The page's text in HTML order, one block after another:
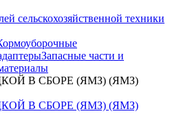
сельскохозяйственной техники
Запасные части и
В СБОРЕ (ЯМЗ) (ЯМЗ)